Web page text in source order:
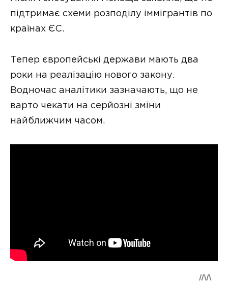
підтримає схеми розподілу іммігрантів по
країнах ЄС.
Тепер європейські держави мають два
роки на реалізацію нового закону.
Водночас аналітики зазначають, що не
варто чекати на серйозні зміни
найближчим часом.